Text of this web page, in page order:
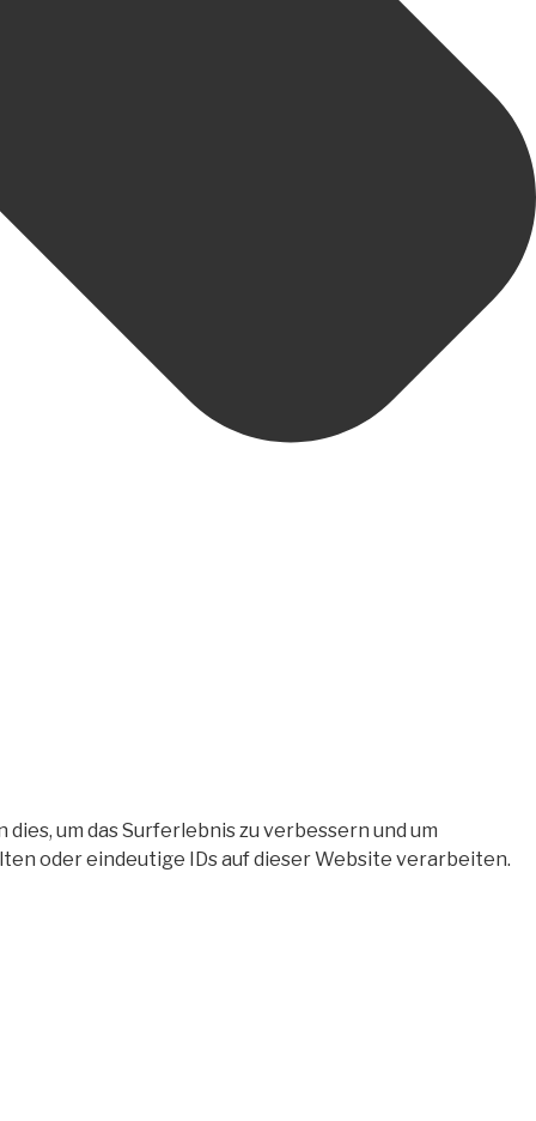
um das Surferlebnis zu verbessern und um
oder eindeutige IDs auf dieser Website verarbeiten.